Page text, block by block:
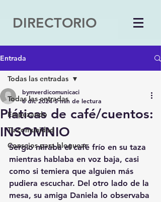
DIRECTORIO
Entrada
Todas las entradas
Empezando
Tu comunidad
Consejos para bloguear
Todas las entradas
Pláticas de café/cuentos:
INSOMNIO
bymverdicomunicaci
6 dic 2024 5 min de lectura
Sergio miraba el café frío en su taza
mientras hablaba en voz baja, casi
como si temiera que alguien más
pudiera escuchar. Del otro lado de la
mesa, su amiga Daniela lo observaba